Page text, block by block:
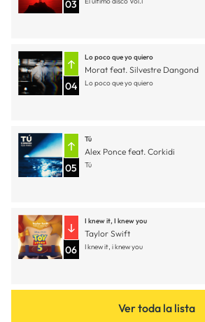
03
04
Lo poco que yo quiero
Morat feat. Silvestre Dangond
Lo poco que yo quiero
05
Tú
Alex Ponce feat. Corkidi
Tú
06
I knew it, I knew you
Taylor Swift
I knew it, i knew you
Ver toda la lista